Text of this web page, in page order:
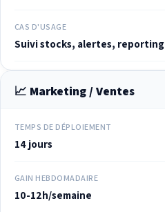
CAS D'USAGE
Suivi stocks, alertes, reporting
📈 Marketing / Ventes
TEMPS DE DÉPLOIEMENT
14 jours
GAIN HEBDOMADAIRE
10-12h/semaine